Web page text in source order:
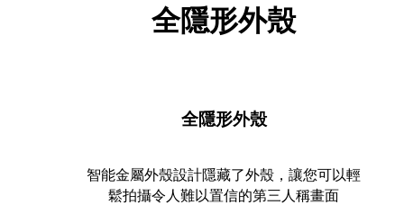
全隱形外殼
全隱形外殼
智能金屬外殼設計隱藏了外殼，讓您可以輕
鬆拍攝令人難以置信的第三人稱畫面